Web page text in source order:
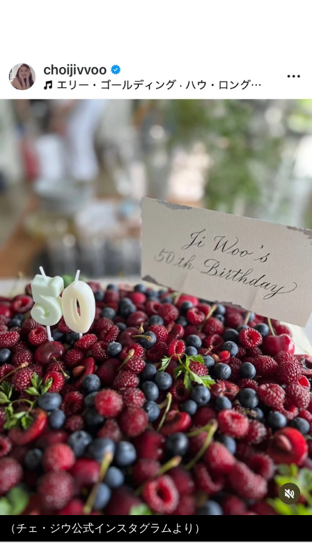
（チェ・ジウ公式インスタグラムより）